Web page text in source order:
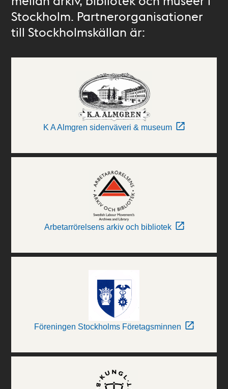
Stockholm. Partnerorganisationer
till Stockholmskällan är:
K A Almgren sidenväveri & museum
Arbetarrörelsens arkiv och bibliotek
Föreningen Stockholms Företagsminnen